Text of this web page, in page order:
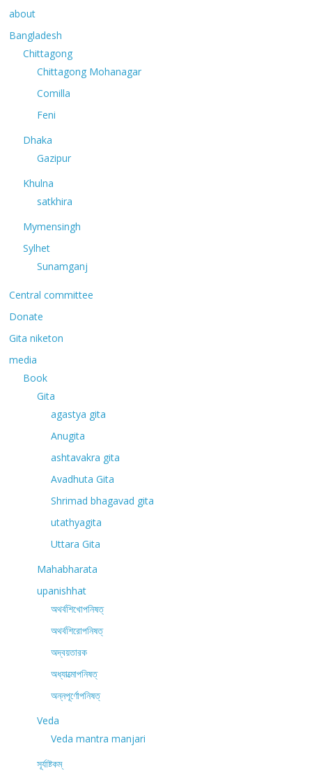
about
Bangladesh
Chittagong
Chittagong Mohanagar
Comilla
Feni
Dhaka
Gazipur
Khulna
satkhira
Mymensingh
Sylhet
Sunamganj
Central committee
Donate
Gita niketon
media
Book
Gita
agastya gita
Anugita
ashtavakra gita
Avadhuta Gita
Shrimad bhagavad gita
utathyagita
Uttara Gita
Mahabharata
upanishhat
অথর্বশিখোপনিষত্
অথর্বশিরোপনিষত্
অদ্বয়তারক
অধ্যাত্মোপনিষত্
অন্নপূর্ণোপনিষত্
Veda
Veda mantra manjari
সূর্যাষ্টকম্